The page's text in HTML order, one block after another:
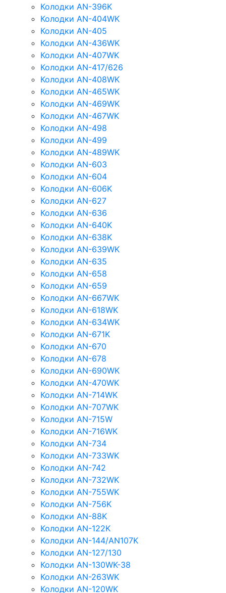
Колодки AN-396K
Колодки AN-404WK
Колодки AN-405
Колодки AN-436WK
Колодки AN-407WK
Колодки AN-417/626
Колодки AN-408WK
Колодки AN-465WK
Колодки AN-469WK
Колодки AN-467WK
Колодки AN-498
Колодки AN-499
Колодки AN-489WK
Колодки AN-603
Колодки AN-604
Колодки AN-606K
Колодки AN-627
Колодки AN-636
Колодки AN-640K
Колодки AN-638K
Колодки AN-639WK
Колодки AN-635
Колодки AN-658
Колодки AN-659
Колодки AN-667WK
Колодки AN-618WK
Колодки AN-634WK
Колодки AN-671K
Колодки AN-670
Колодки AN-678
Колодки AN-690WK
Колодки AN-470WK
Колодки AN-714WK
Колодки AN-707WK
Колодки AN-715W
Колодки AN-716WK
Колодки AN-734
Колодки AN-733WK
Колодки AN-742
Колодки AN-732WK
Колодки AN-755WK
Колодки AN-756K
Колодки AN-88K
Колодки AN-122K
Колодки AN-144/AN107K
Колодки AN-127/130
Колодки AN-130WK-38
Колодки AN-263WK
Колодки AN-120WK